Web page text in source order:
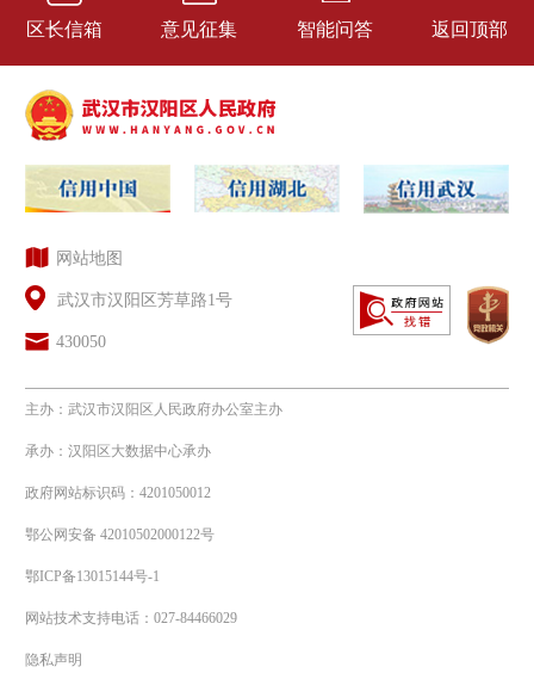
区长信箱 意见征集 智能问答 返回顶部
网站地图
武汉市汉阳区芳草路1号
430050
主办：武汉市汉阳区人民政府办公室主办
承办：汉阳区大数据中心承办
政府网站标识码：4201050012
鄂公网安备 42010502000122号
鄂ICP备13015144号-1
网站技术支持电话：027-84466029
隐私声明